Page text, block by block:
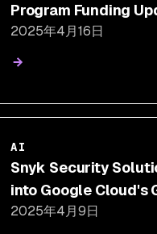
Program Funding
2025年4月16日
AI
Snyk Security
into Google Cloud's
2025年4月9日